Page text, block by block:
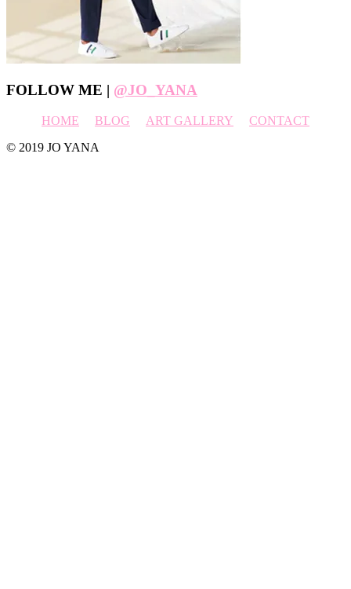
Footer
FOLLOW ME | @JO_YANA
HOME BLOG ART GALLERY
CONTACT
© 2019 JO YANA